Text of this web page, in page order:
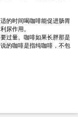
的时间喝咖啡能促进肠胃
尿作用。
过量。咖啡如果长胖那是
的咖啡是指纯咖啡，不包